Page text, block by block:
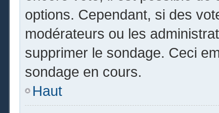
options. Cependant, si des
modérateurs ou les
supprimer le sondage. Ceci
sondage en cours.
Haut